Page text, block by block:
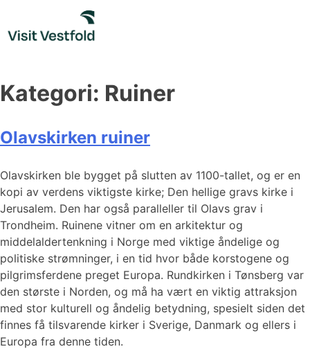
content
Kategori: Ruiner
Olavskirken ruiner
Olavskirken ble bygget på slutten av 1100-tallet, og er en
kopi av verdens viktigste kirke; Den hellige gravs kirke i
Jerusalem. Den har også paralleller til Olavs grav i
Trondheim. Ruinene vitner om en arkitektur og
middelaldertenkning i Norge med viktige åndelige og
politiske strømninger, i en tid hvor både korstogene og
pilgrimsferdene preget Europa. Rundkirken i Tønsberg var
den største i Norden, og må ha vært en viktig attraksjon
med stor kulturell og åndelig betydning, spesielt siden det
finnes få tilsvarende kirker i Sverige, Danmark og ellers i
Europa fra denne tiden.